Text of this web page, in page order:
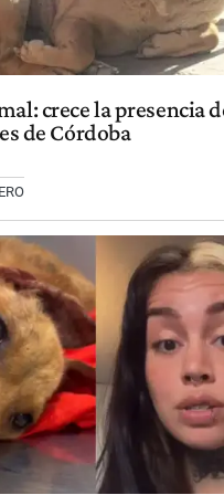
crece la presencia
de Córdoba